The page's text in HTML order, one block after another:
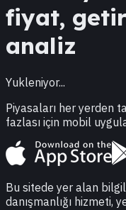
fiyat,
analiz
Yukleniyor...
Piyasaları her yerden
fazlası için mobil
Bu sitede yer alan
danışmanlığı hizmeti,